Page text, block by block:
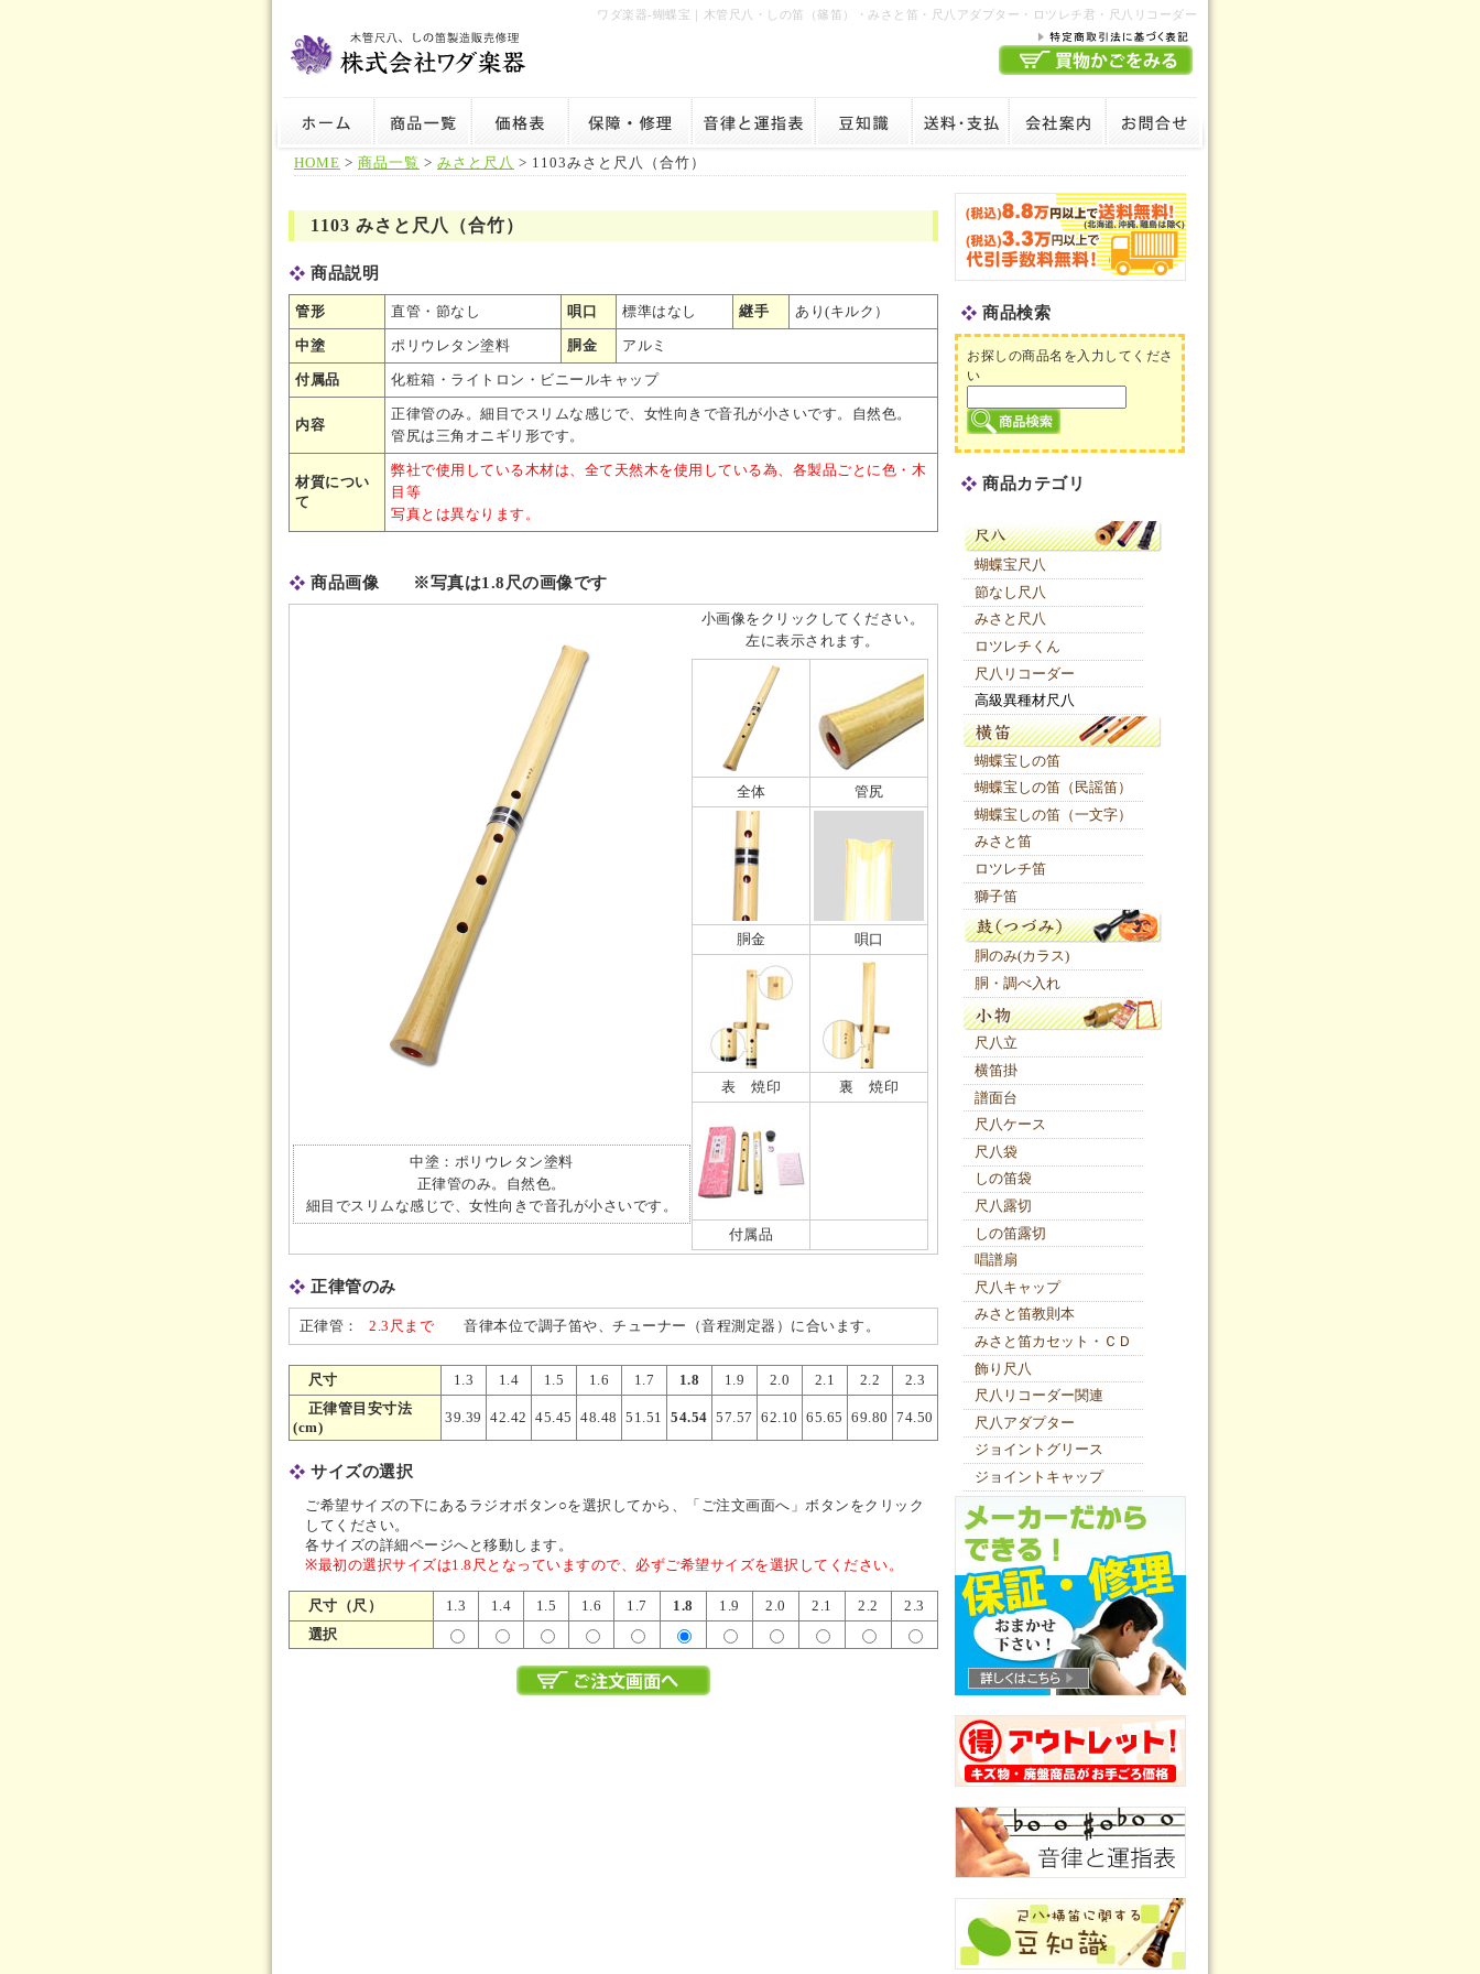
ワダ楽器-蝴蝶宝｜木管尺八・しの笛（篠笛）・みさと笛・尺八アダプター・ロツレチ君・尺八リコーダー
HOME > 商品一覧 > みさと尺八 > 1103みさと尺八（合竹）
1103 みさと尺八（合竹）
商品説明
管形 直管・節なし 唄口 標準はなし 継手 あり(キルク）
中塗 ポリウレタン塗料 胴金 アルミ
付属品 化粧箱・ライトロン・ビニールキャップ
内容
正律管のみ。細目でスリムな感じで、女性向きで音孔が小さいです。自然色。
管尻は三角オニギリ形です。
材質につい
て
弊社で使用している木材は、全て天然木を使用している為、各製品ごとに色・木
目等
写真とは異なります。
商品画像 ※写真は1.8尺の画像です
中塗：ポリウレタン塗料
正律管のみ。自然色。
細目でスリムな感じで、女性向きで音孔が小さいです。
小画像をクリックしてください。
左に表示されます。
全体 管尻
胴金 唄口
表 焼印 裏 焼印
付属品
正律管のみ
正律管： 2.3尺まで 音律本位で調子笛や、チューナー（音程測定器）に合います。
尺寸 1.3 1.4 1.5 1.6 1.7 1.8 1.9 2.0 2.1 2.2
2.3
正律管目安寸法
(cm)
39.39 42.42 45.45 48.48 51.51 54.54 57.57 62.10 65.65 69.80 74.50
サイズの選択
ご希望サイズの下にあるラジオボタン○を選択してから、「ご注文画面へ」ボタンをクリック
してください。
各サイズの詳細ページへと移動します。
※最初の選択サイズは1.8尺となっていますので、必ずご希望サイズを選択してください。
尺寸（尺） 1.3 1.4 1.5 1.6 1.7 1.8 1.9 2.0 2.1 2.2
2.3
選択
商品検索
お探しの商品名を入力してくださ
い
商品カテゴリ